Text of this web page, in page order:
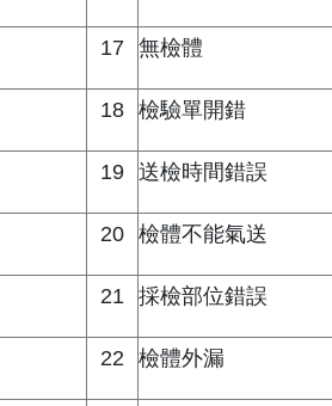
17 無檢體
18 檢驗單開錯
19 送檢時間錯誤
20 檢體不能氣送
21 採檢部位錯誤
22 檢體外漏